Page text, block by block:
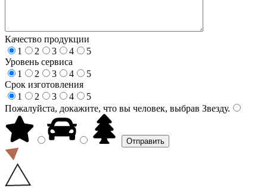
Качество продукции
1
2 3 4
5
Уровень сервиса
1
2 3 4
5
Срок изготовления
1
2 3 4
5
Пожалуйста, докажите, что вы человек, выбрав Звезду.